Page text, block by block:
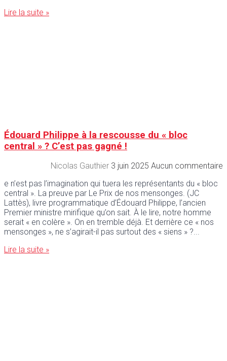
Lire la suite »
Édouard Philippe à la rescousse du « bloc
central » ? C’est pas gagné !
Nicolas Gauthier 3 juin 2025 Aucun commentaire
e n’est pas l’imagination qui tuera les représentants du « bloc
central ». La preuve par Le Prix de nos mensonges. (JC
Lattès), livre programmatique d’Édouard Philippe, l’ancien
Premier ministre mirifique qu’on sait. À le lire, notre homme
serait « en colère ». On en tremble déjà. Et derrière ce « nos
mensonges », ne s’agirait-il pas surtout des « siens » ?
Lire la suite »